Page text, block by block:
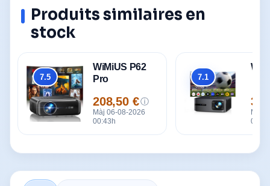
Produits similaires en
stock
Global
7.5
WiMiUS P62
Pro
Prix
208,50 € ⓘ
Màj 06-08-2026
00:43h
Global
7.1
Prix
Màj